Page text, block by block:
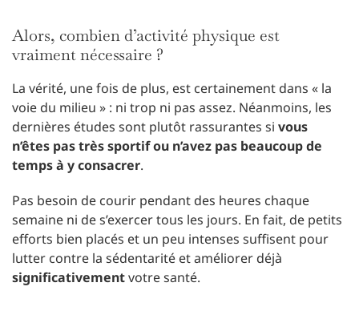
Alors, combien d’activité physique est
vraiment nécessaire ?
La vérité, une fois de plus, est certainement dans « la
voie du milieu » : ni trop ni pas assez. Néanmoins, les
dernières études sont plutôt rassurantes si vous
n’êtes pas très sportif ou n’avez pas beaucoup de
temps à y consacrer.
Pas besoin de courir pendant des heures chaque
semaine ni de s’exercer tous les jours. En fait, de petits
efforts bien placés et un peu intenses suffisent pour
lutter contre la sédentarité et améliorer déjà
significativementvotre santé.